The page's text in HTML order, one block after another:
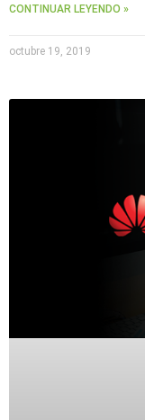
IP
CONTINUAR LEYENDO »
octubre 19, 2019